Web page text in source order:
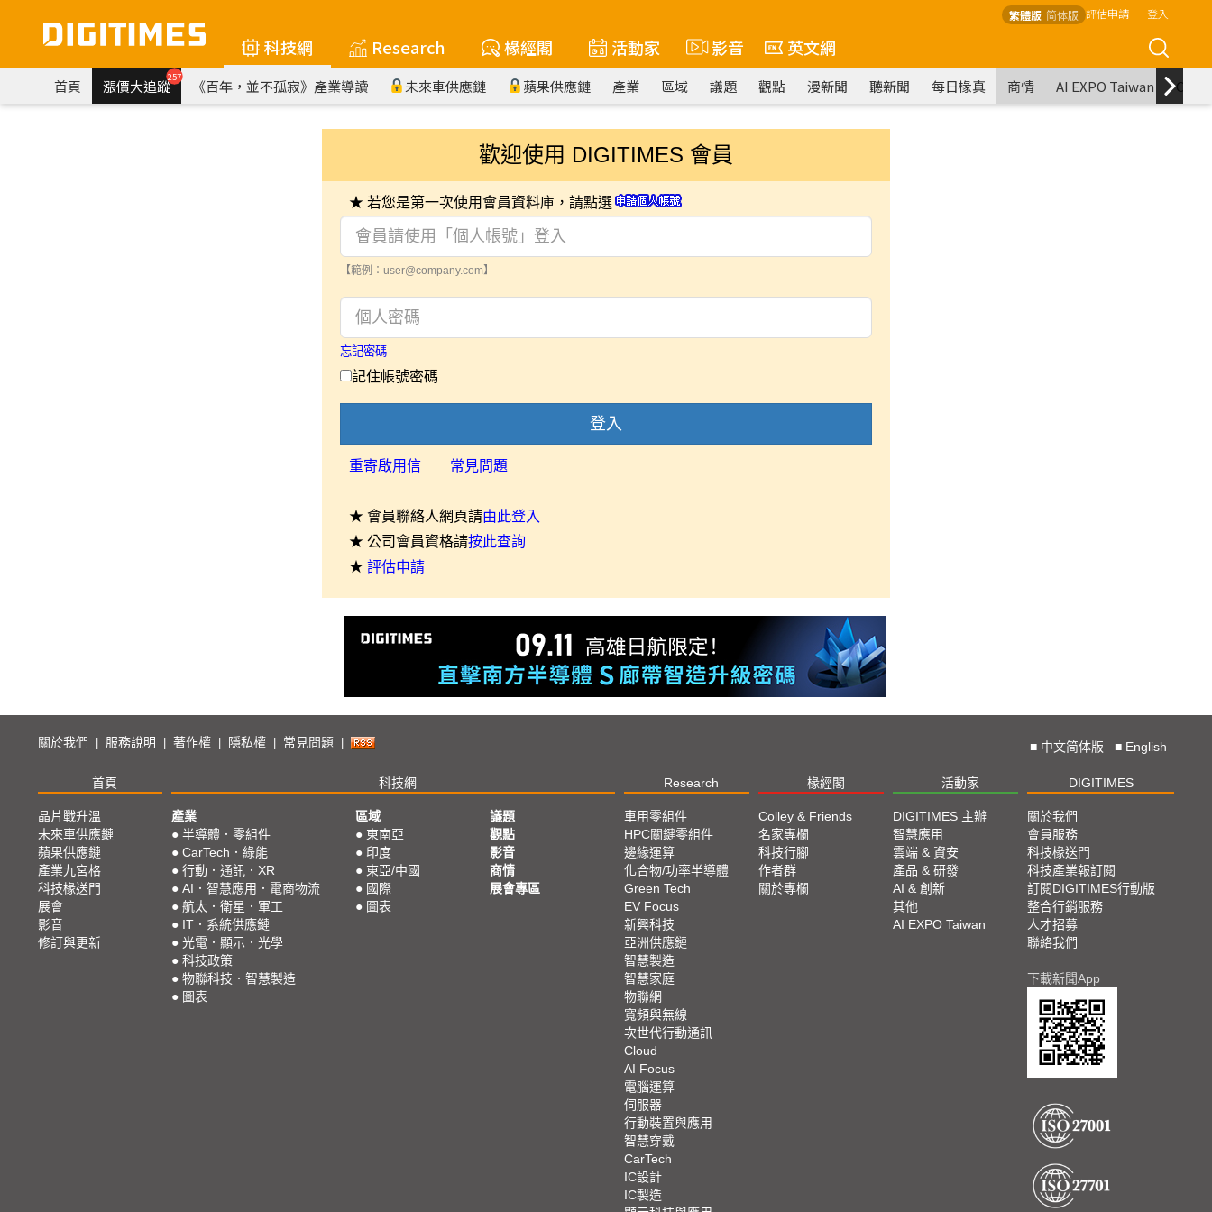
繁體版 简体版 評估申請 登入
科技網 Research 椽經閣 活動家 影音 英文網
首頁 漲價大追蹤257 《百年，並不孤寂》產業導讀 未來車供應鏈 蘋果供應鏈 產業 區域 議題 觀點 漫新聞 聽新聞 每日椽真 商情 AI EXPO Taiwan
歡迎使用 DIGITIMES 會員
★ 若您是第一次使用會員資料庫，請點選
【範例：user@company.com】
忘記密碼
記住帳號密碼
登入
重寄啟用信 常見問題
★ 會員聯絡人網頁請由此登入
★ 公司會員資格請按此查詢
★ 評估申請
關於我們 服務說明 著作權 隱私權 常見問題 ■ 中文简体版 ■ English
首頁 科技網 Research 椽經閣 活動家 DIGITIMES
晶片戰升溫
未來車供應鏈
蘋果供應鏈
產業九宮格
科技椽送門
展會
影音
修訂與更新
產業
● 半導體．零組件
● CarTech．綠能
● 行動．通訊．XR
● AI．智慧應用．電商物流
● 航太．衛星．軍工
● IT．系統供應鏈
● 光電．顯示．光學
● 科技政策
● 物聯科技．智慧製造
● 圖表
區域
● 東南亞
● 印度
● 東亞/中國
● 國際
● 圖表
議題
觀點
影音
商情
展會專區
車用零組件
HPC關鍵零組件
邊緣運算
化合物/功率半導體
Green Tech
EV Focus
新興科技
亞洲供應鏈
智慧製造
智慧家庭
物聯網
寬頻與無線
次世代行動通訊
Cloud
AI Focus
電腦運算
伺服器
行動裝置與應用
智慧穿戴
CarTech
IC設計
IC製造
Colley & Friends
名家專欄
科技行腳
作者群
關於專欄
DIGITIMES 主辦
智慧應用
雲端 & 資安
產品 & 研發
AI & 創新
其他
AI EXPO Taiwan
關於我們
會員服務
科技椽送門
科技產業報訂閱
訂閱DIGITIMES行動版
整合行銷服務
人才招募
聯絡我們
下載新聞App